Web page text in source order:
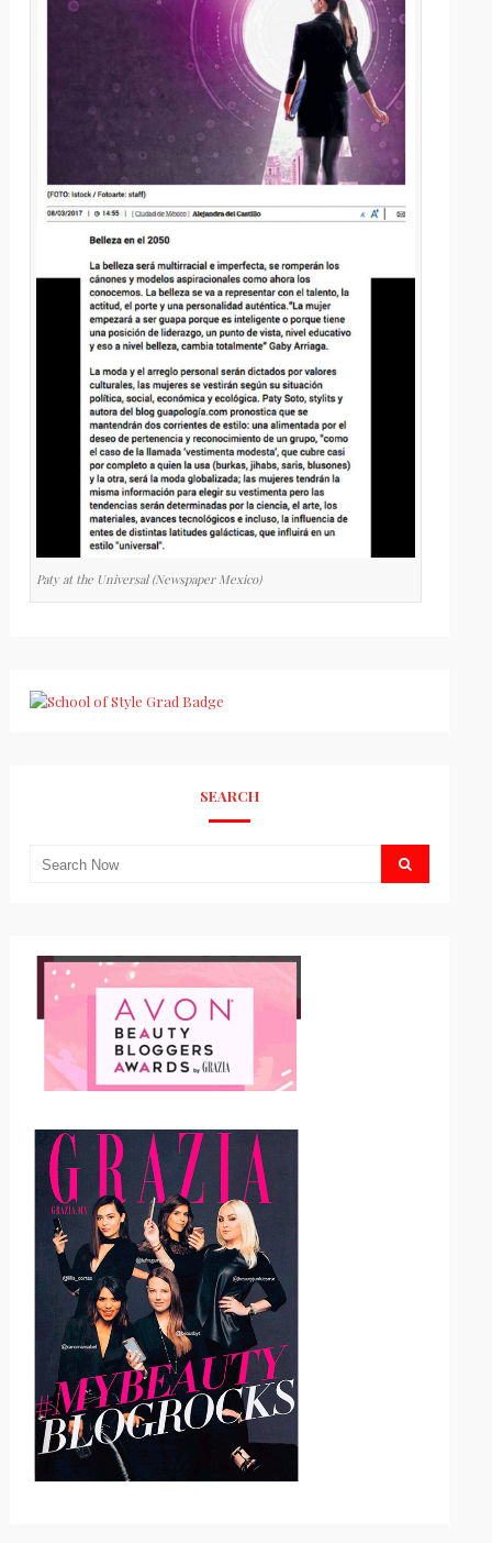
Paty at the Universal (Newspaper Mexico)
SEARCH